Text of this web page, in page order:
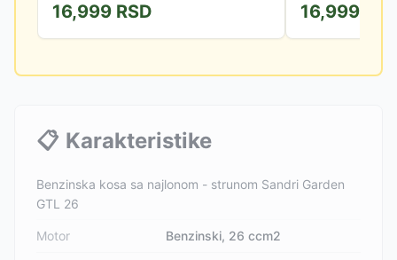
vazdušnim hlađenjem.
16,999 RSD
košenje je 41.5cm.
16,999
📋 Karakteristike
Benzinska kosa sa najlonom - strunom Sandri Garden
GTL 26
Motor Benzinski, 26 ccm2